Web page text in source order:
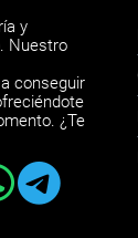
y
. Nuestro
conseguir
¿Te